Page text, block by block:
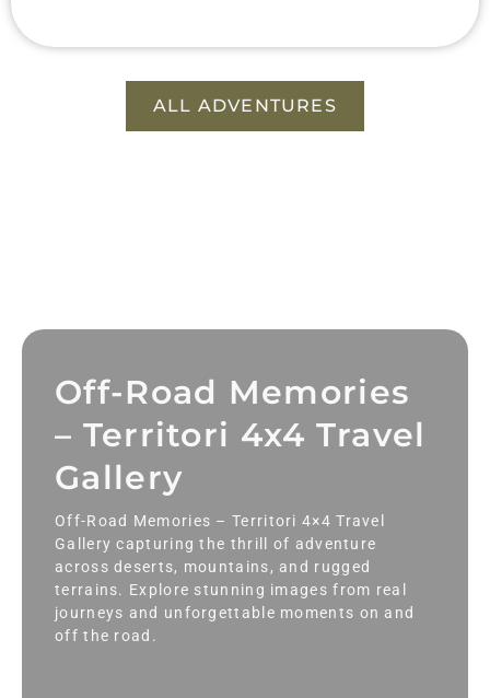
ALL ADVENTURES
Off-Road Memories
– Territori 4x4 Travel
Gallery
Off-Road Memories – Territori 4×4 Travel
Gallery capturing the thrill of adventure
across deserts, mountains, and rugged
terrains. Explore stunning images from real
journeys and unforgettable moments on and
off the road.